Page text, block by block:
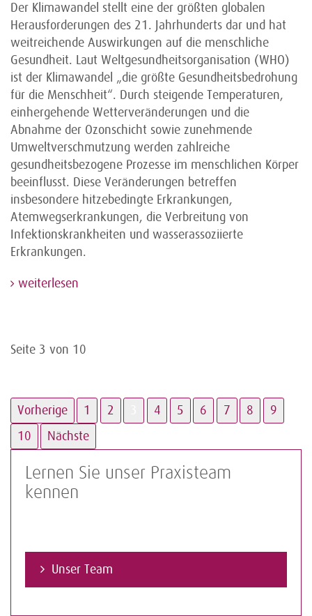
Der Klimawandel stellt eine der größten globalen
Herausforderungen des 21. Jahrhunderts dar und hat
weitreichende Auswirkungen auf die menschliche
Gesundheit. Laut Weltgesundheitsorganisation (WHO)
ist der Klimawandel „die größte Gesundheitsbedrohung
für die Menschheit“. Durch steigende Temperaturen,
einhergehende Wetterveränderungen und die
Abnahme der Ozonschicht sowie zunehmende
Umweltverschmutzung werden zahlreiche
gesundheitsbezogene Prozesse im menschlichen Körper
beeinflusst. Diese Veränderungen betreffen
insbesondere hitzebedingte Erkrankungen,
Atemwegserkrankungen, die Verbreitung von
Infektionskrankheiten und wasserassoziierte
Erkrankungen.
weiterlesen
Seite 3 von 10
Vorherige 1 2 4 5 6 7 8
9
10
Nächste
Lernen Sie unser Praxisteam
kennen
Unser Team